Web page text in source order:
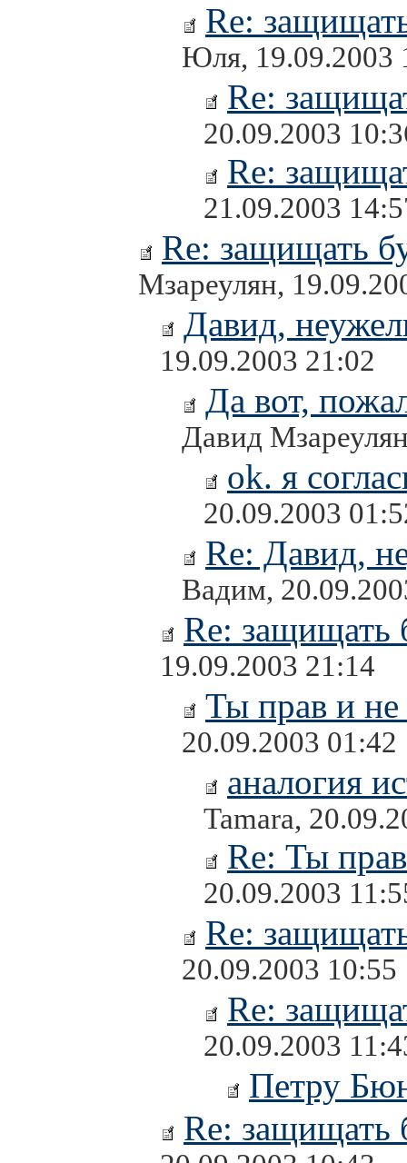
Re:
Юля, 19.09.2003
Re:
20.09.2003
Re:
21.09.2003
Re: защищать
Мзареулян,
Давид,
19.09.2003 21:02
Да вот,
Давид
ok. я
20.09.2003
Re: Давид,
Вадим,
Re: защищать
19.09.2003 21:14
Ты прав и не
20.09.2003 01:42
аналогия
Tamara,
Re: Ты
20.09.2003
Re:
20.09.2003 10:55
Re:
20.09.2003
Петру
Re: защищать